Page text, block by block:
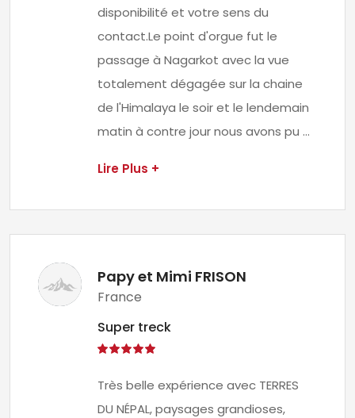
disponibilité et votre sens du
contact.Le point d'orgue fut le
passage à Nagarkot avec la vue
totalement dégagée sur la chaine
de l'Himalaya le soir et le lendemain
matin à contre jour nous avons pu ...
Lire Plus +
Papy et Mimi FRISON
France
Super treck
Très belle expérience avec TERRES
DU NÉPAL, paysages grandioses,